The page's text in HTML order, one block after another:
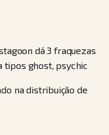
dá 3 fraquezas
ghost, psychic
na distribuição de